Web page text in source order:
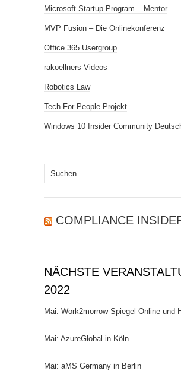
Microsoft Startup Program – Mentor
MVP Fusion – Die Onlinekonferenz
Office 365 Usergroup
rakoellners Videos
Robotics Law
Tech-For-People Projekt
Windows 10 Insider Community
Suchen
nach:
COMPLIANCE
NÄCHSTE
2022
Mai: Work2morrow Spiegel Online und
Mai: AzureGlobal in Köln
Mai: aMS Germany in Berlin